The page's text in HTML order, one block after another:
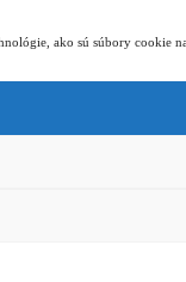
ako sú súbory